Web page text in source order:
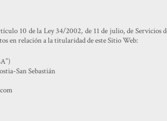
10 de la Ley 34/2002, de 11 de julio, de Servicios
en relación a la titularidad de este Sitio Web:
San Sebastián